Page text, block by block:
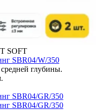
SOFT
SBR04/W/350
глубины.
SBR04/GR/350
SBR04/GR/350